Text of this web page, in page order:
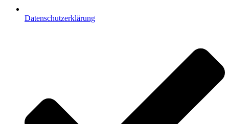
Datenschutzerklärung